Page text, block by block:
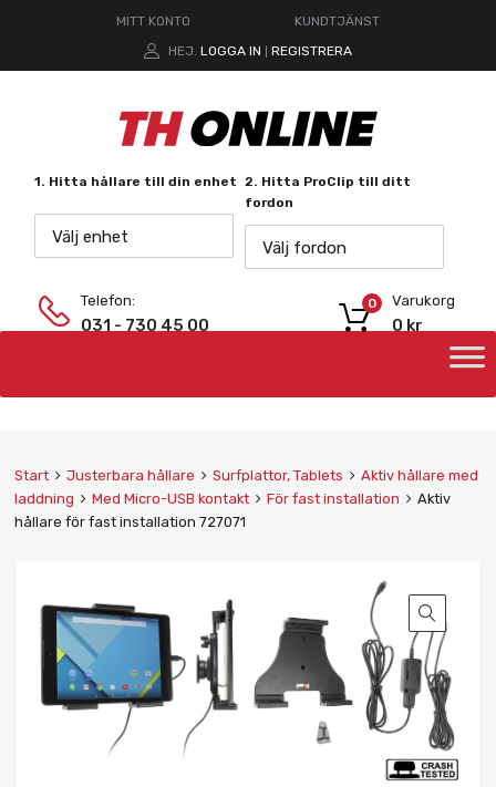
MITT KONTO
KUNDTJÄNST
HEJ. LOGGA IN REGISTRERA
1. Hitta hållare till din enhet
Välj enhet
2. Hitta ProClip till ditt
fordon
Välj fordon
Telefon:
031 - 730 45 00
Varukorg
0 kr
0
Start Justerbara hållare Surfplattor, Tablets
Aktiv hållare med
laddning
Med Micro-USB kontakt För fast installation
Aktiv
hållare för fast installation 727071